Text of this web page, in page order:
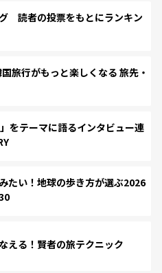
読者の投票をもとにランキン
旅行がもっと楽しくなる 旅先・
をテーマに語るインタビュー連
たい！地球の歩き方が選ぶ2026
える！賢者の旅テクニック